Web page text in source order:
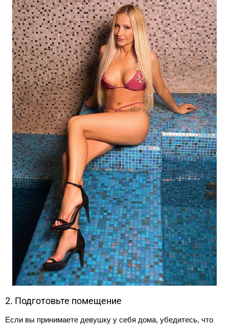
2. Подготовьте помещение
Если вы принимаете девушку у себя дома, убедитесь, что